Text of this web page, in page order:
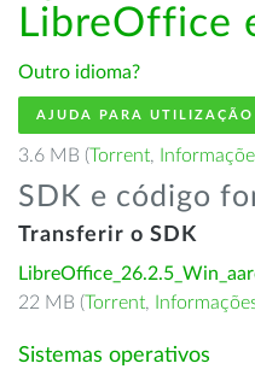
LibreOffice
Outro idioma?
AJUDA PARA UTILIZAÇÃO
3.6 MB (Torrent,
SDK e código
Transferir o SDK
22 MB (Torrent,
Sistemas operativos